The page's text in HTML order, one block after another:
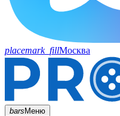
placemark_fillМосква
barsМеню